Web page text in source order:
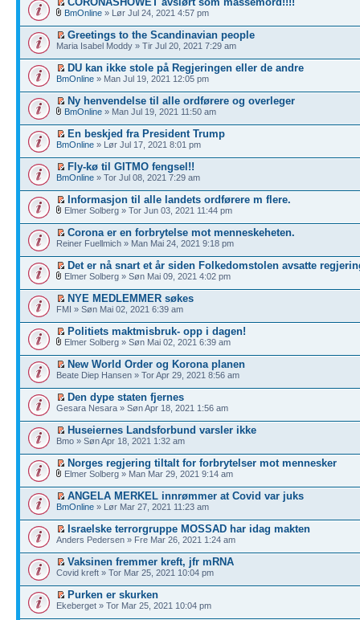
BmOnline » Lør Jul 24, 2021 4:57 pm
Greetings to the Scandinavian people
Maria Isabel Moddy » Tir Jul 20, 2021 7:29 am
DU kan ikke stole på Regjeringen eller de andre
BmOnline » Man Jul 19, 2021 12:05 pm
Ny henvendelse til alle ordførere og overleger
BmOnline » Man Jul 19, 2021 11:50 am
En beskjed fra President Trump
BmOnline » Lør Jul 17, 2021 8:01 pm
Fly-kø til GITMO fengsel!!
BmOnline » Tor Jul 08, 2021 7:29 am
Informasjon til alle landets ordførere m flere.
Elmer Solberg » Tor Jun 03, 2021 11:44 pm
Corona er en forbrytelse mot menneskeheten.
Reiner Fuellmich » Man Mai 24, 2021 9:18 pm
Det er nå snart et år siden Folkedomstolen avsatte
Elmer Solberg » Søn Mai 09, 2021 4:02 pm
NYE MEDLEMMER søkes
FMI » Søn Mai 02, 2021 6:39 am
Politiets maktmisbruk- opp i dagen!
Elmer Solberg » Søn Mai 02, 2021 6:39 am
New World Order og Korona planen
Beate Diep Hansen » Tor Apr 29, 2021 8:56 am
Den dype staten fjernes
Gesara Nesara » Søn Apr 18, 2021 1:56 am
Huseiernes Landsforbund varsler ikke
Bmo » Søn Apr 18, 2021 1:32 am
Norges regjering tiltalt for forbrytelser mot mennesker
Elmer Solberg » Man Mar 29, 2021 9:14 am
ANGELA MERKEL innrømmer at Covid var juks
BmOnline » Lør Mar 27, 2021 11:23 am
Israelske terrorgruppe MOSSAD har idag makten
Anders Pedersen » Fre Mar 26, 2021 1:24 am
Vaksinen fremmer kreft, jfr mRNA
Covid kreft » Tor Mar 25, 2021 10:04 pm
Purken er skurken
Ekeberget » Tor Mar 25, 2021 10:04 pm